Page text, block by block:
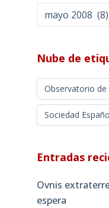
mensuales
Nube de
Observatorio de
Sociedad
Entradas
Ovnis
espera